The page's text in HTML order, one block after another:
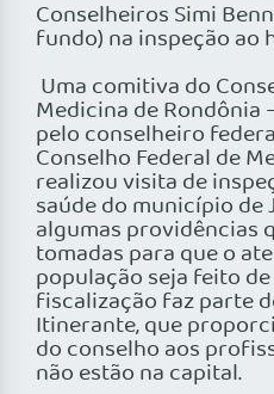
Conselheiros Simi
fundo) na inspeção ao
Uma comitiva do
Medicina de Rondônia
pelo conselheiro
Conselho Federal de
realizou visita de
saúde do município de
algumas providências
tomadas para que o
população seja feito
fiscalização faz parte
Itinerante, que
do conselho aos
não estão na capital.